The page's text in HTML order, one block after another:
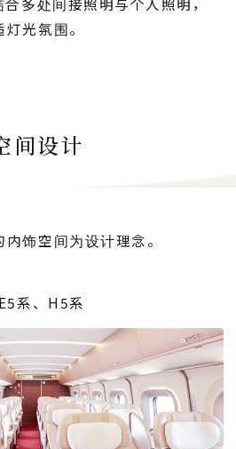
光氛围。
间设计
饰空间为设计理念。
系、H5系